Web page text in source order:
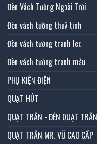
Đèn Vách Tường Ngoài Trời
Đèn vách tường thuỷ tinh
Đèn vách tường tranh led
Đèn vách tường tranh màu
PHỤ KIỆN ĐIỆN
QUẠT HÚT
QUẠT TRẦN - ĐÈN QUẠT TRẦN
QUẠT TRẦN MR. VŨ CAO CẤP